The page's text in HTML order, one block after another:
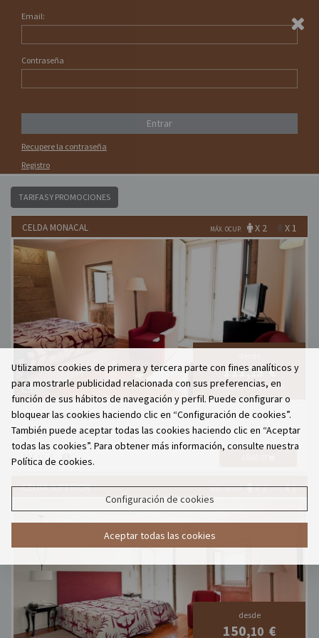
Email:
Contraseña
Entrar
Recupere la contraseña
Registro
Entrar
CHECK-IN CHECK-OUT
TARIFAS Y PROMOCIONES
CELDA MONACAL MÁX. OCUP. X 2 X 1
111,15€
precio con impuestos
x 2 Nº Habitaciones:
Mejor Tarifa Disponible!
111, €
CELDA SUPERIOR MÁX. OCUP. X 2 X 1
desde
150,10 €
Utilizamos cookies de primera y tercera parte con fines analíticos y
para mostrarle publicidad relacionada con sus preferencias, en
función de sus hábitos de navegación y perfil. Puede configurar o
bloquear las cookies haciendo clic en “Configuración de cookies”.
También puede aceptar todas las cookies haciendo clic en “Aceptar
todas las cookies”. Para obtener más información, consulte nuestra
Política de cookies.
Configuración de cookies
Aceptar todas las cookies